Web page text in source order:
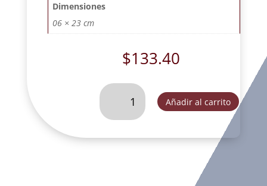
Dimensiones
06 × 23 cm
$133.40
SAN
FRANCISCO
CON
Y
Añadir al carrito